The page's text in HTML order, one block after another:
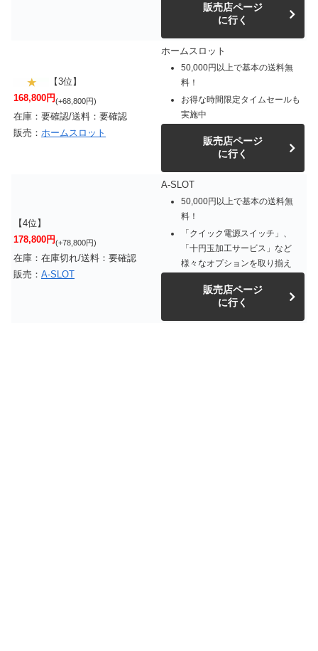
販売店ページ
に行く
【3位】
168,800円(+68,800円)
在庫：要確認/送料：要確認
販売： ホームスロット
ホームスロット
50,000円以上で基本の送料無
料！
お得な時間限定タイムセールも
実施中
販売店ページ
に行く
【4位】
178,800円(+78,800円)
在庫：在庫切れ/送料：要確認
販売： A-SLOT
A-SLOT
50,000円以上で基本の送料無
料！
「クイック電源スイッチ」、
「十円玉加工サービス」など
様々なオプションを取り揃え
販売店ページ
に行く